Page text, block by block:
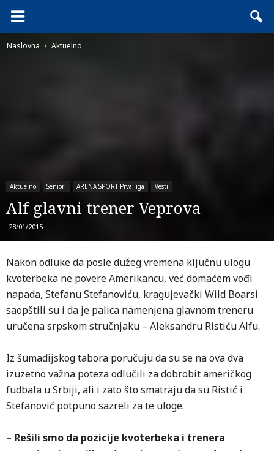
Naslovna Aktuelno
Aktuelno Seniori ARENA SPORT Prva liga Vesti
Alf glavni trener Veprova
28/01/2015
Nakon odluke da posle dužeg vremena ključnu ulogu
kvoterbeka ne povere Amerikancu, već domaćem vođi
napada, Stefanu Stefanoviću, kragujevački Wild Boarsi
saopštili su i da je palica namenjena glavnom treneru
uručena srpskom stručnjaku – Aleksandru Ristiću Alfu.
Iz šumadijskog tabora poručuju da su se na ova dva
izuzetno važna poteza odlučili za dobrobit američkog
fudbala u Srbiji, ali i zato što smatraju da su Ristić i
Stefanović potpuno sazreli za te uloge.
– Rešili smo da pozicije kvoterbeka i trenera